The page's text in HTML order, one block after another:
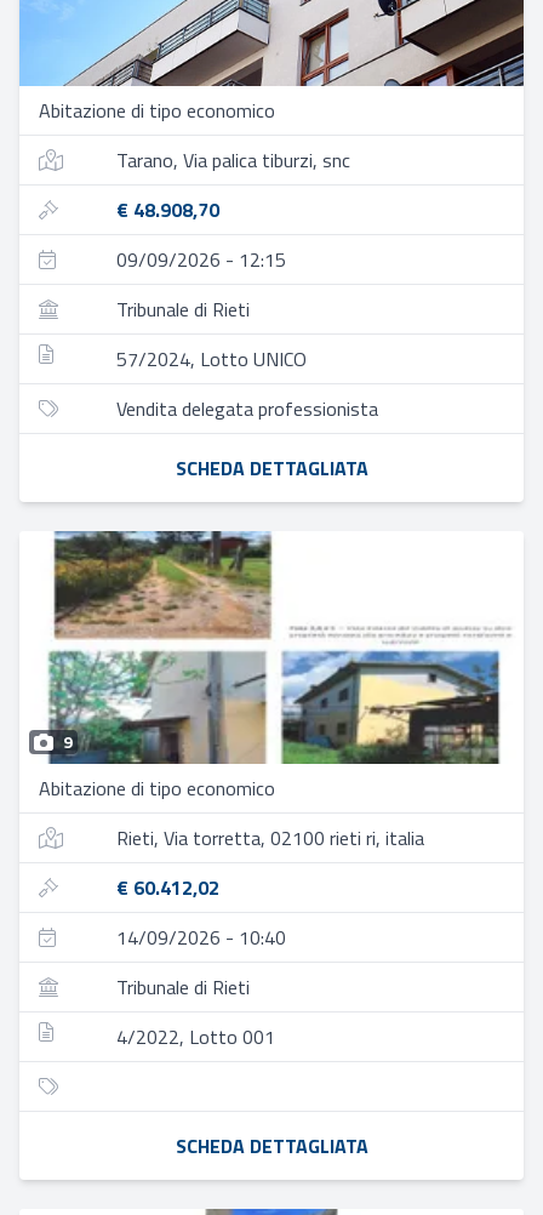
Abitazione di tipo economico
Tarano, Via palica tiburzi, snc
€ 48.908,70
09/09/2026 - 12:15
Tribunale di Rieti
57/2024, Lotto UNICO
Vendita delegata professionista
SCHEDA DETTAGLIATA
9
Abitazione di tipo economico
Rieti, Via torretta, 02100 rieti ri, italia
€ 60.412,02
14/09/2026 - 10:40
Tribunale di Rieti
4/2022, Lotto 001
SCHEDA DETTAGLIATA